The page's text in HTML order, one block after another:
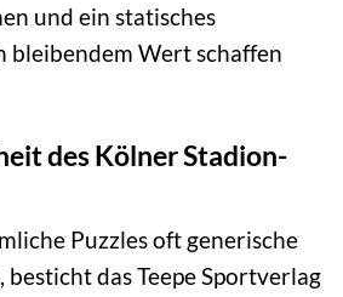
und ein statisches
bleibendem Wert schaffen
des Kölner Stadion-
Puzzles oft generische
das Teepe Sportverlag